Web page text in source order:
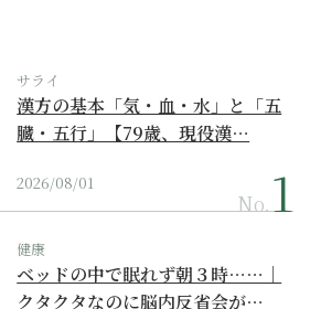
サライ
漢方の基本「気・血・水」と「五
臓・五行」【79歳、現役漢…
2026/08/01
No.
健康
ベッドの中で眠れず朝３時……｜
クタクタなのに脳内反省会が…